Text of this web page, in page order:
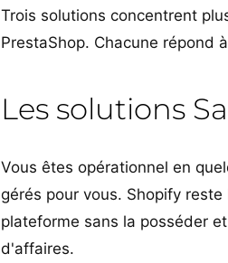
Trois solutions concentrent
PrestaShop. Chacune répond
Les solutions
Vous êtes opérationnel en
gérés pour vous. Shopify
plateforme sans la posséder
d'affaires.